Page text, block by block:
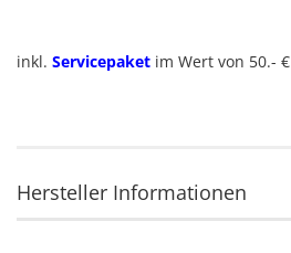
inkl. Servicepaket im Wert von 50.- €
Hersteller Informationen